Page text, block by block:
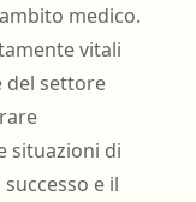
medico.
vitali
del settore
situazioni di
e il